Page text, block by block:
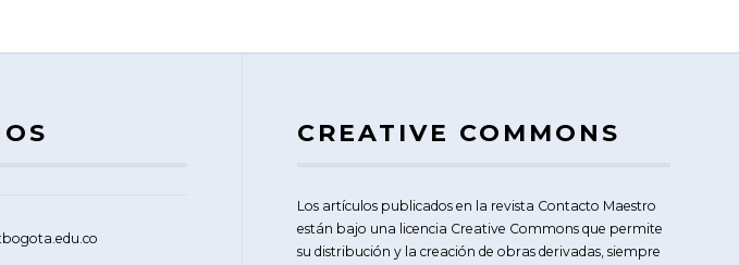
CREATIVE COMMONS
Los artículos publicados en la revista Contacto Maestro
están bajo una licencia Creative Commons que permite
su distribución y la creación de obras derivadas, siempre